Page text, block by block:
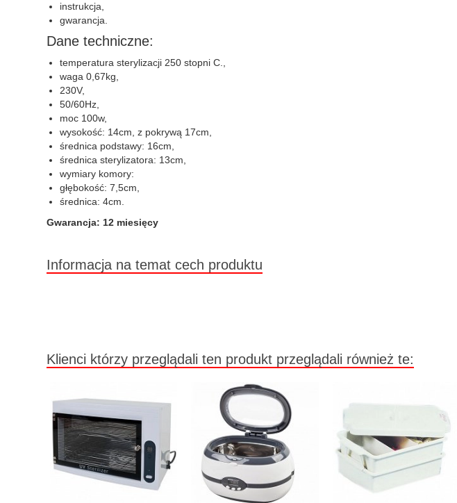
instrukcja,
gwarancja.
Dane techniczne:
temperatura sterylizacji 250 stopni C.,
waga 0,67kg,
230V,
50/60Hz,
moc 100w,
wysokość: 14cm, z pokrywą 17cm,
średnica podstawy: 16cm,
średnica sterylizatora: 13cm,
wymiary komory:
głębokość: 7,5cm,
średnica: 4cm.
Gwarancja: 12 miesięcy
Informacja na temat cech produktu
Klienci którzy przeglądali ten produkt przeglądali również te: